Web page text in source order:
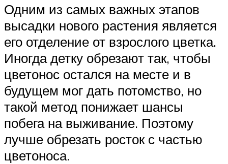
Одним из самых важных этапов
высадки нового растения является
его отделение от взрослого цветка.
Иногда детку обрезают так, чтобы
цветонос остался на месте и в
будущем мог дать потомство, но
такой метод понижает шансы
побега на выживание. Поэтому
лучше обрезать росток с частью
цветоноса.